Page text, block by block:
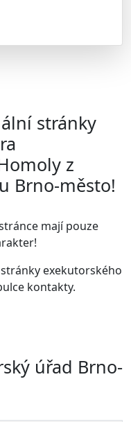
stránky
z
Brno-město!
mají pouze
exekutorského
kontakty.
úřad Brno-